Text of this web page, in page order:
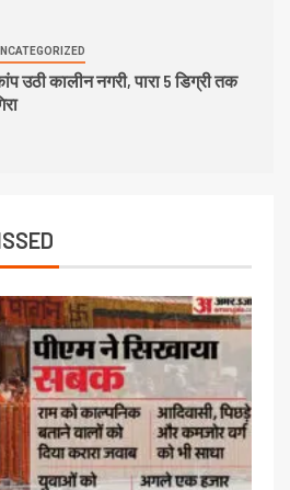
उठी कालीन नगरी, पारा 5 डिग्री तक